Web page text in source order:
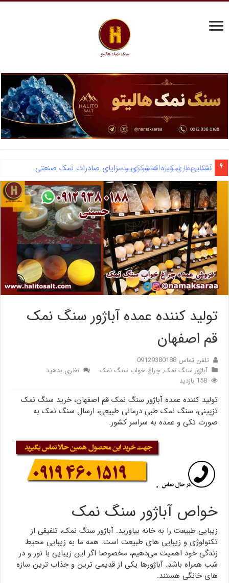
آشنایی با نمک دانه شکری و مزایای صادرات نمک صنعتی
تولید کننده عمده آباژور سنگ نمک
قم اصفهان
تلفن تماس 09129380188
آباژور سنگ نمک,چراغ خواب سنگ نمک
نظری بدهید
158 بازدید
تولید کننده عمده آباژور سنگ نمک قم اصفهان، خرید سنگ نمک
تزیینی، سنگ نمک طبی درمانی طبیعی، ارسال سنگ نمک به
صورت تکی و عمده به سراسر کشور.
خواص آباژور سنگ نمک
زیبایی طبیعت را به خانه بیاورید. آباژور سنگ نمک، تلفیقی از
تکنولوژی و زیبایی های طبیعت است. همه ما به زیبایی محیط
زندگی خود اهمیت می‌دهیم، مخصوصا اگر این زیبایی با نور و در
شب همراه باشد. آباژورها یکی از قدیمی ترین و جذاب ترین سازه
های خانگی هستند.